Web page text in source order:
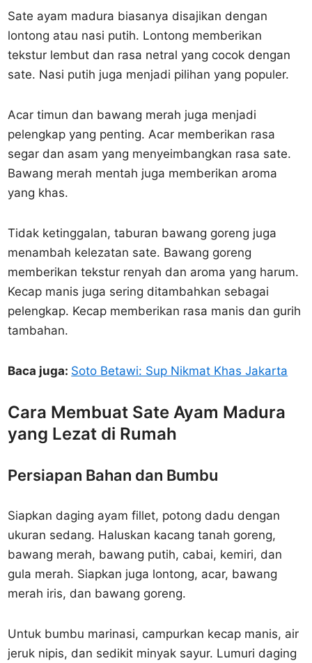
Sate ayam madura biasanya disajikan dengan
lontong atau nasi putih. Lontong memberikan
tekstur lembut dan rasa netral yang cocok dengan
sate. Nasi putih juga menjadi pilihan yang populer.
Acar timun dan bawang merah juga menjadi
pelengkap yang penting. Acar memberikan rasa
segar dan asam yang menyeimbangkan rasa sate.
Bawang merah mentah juga memberikan aroma
yang khas.
Tidak ketinggalan, taburan bawang goreng juga
menambah kelezatan sate. Bawang goreng
memberikan tekstur renyah dan aroma yang harum.
Kecap manis juga sering ditambahkan sebagai
pelengkap. Kecap memberikan rasa manis dan gurih
tambahan.
Baca juga: Soto Betawi: Sup Nikmat Khas Jakarta
Cara Membuat Sate Ayam Madura
yang Lezat di Rumah
Persiapan Bahan dan Bumbu
Siapkan daging ayam fillet, potong dadu dengan
ukuran sedang. Haluskan kacang tanah goreng,
bawang merah, bawang putih, cabai, kemiri, dan
gula merah. Siapkan juga lontong, acar, bawang
merah iris, dan bawang goreng.
Untuk bumbu marinasi, campurkan kecap manis, air
jeruk nipis, dan sedikit minyak sayur. Lumuri daging